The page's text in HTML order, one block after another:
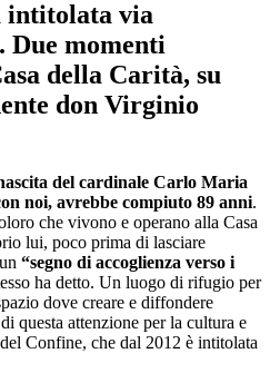
intitolata via
Due momenti
della Carità, su
don Virginio
del cardinale Carlo Maria
noi, avrebbe compiuto 89 anni.
che vivono e operano alla Casa
lui, poco prima di lasciare
“segno di accoglienza verso i
ha detto. Un luogo di rifugio per
dove creare e diffondere
questa attenzione per la cultura e
Confine, che dal 2012 è intitolata